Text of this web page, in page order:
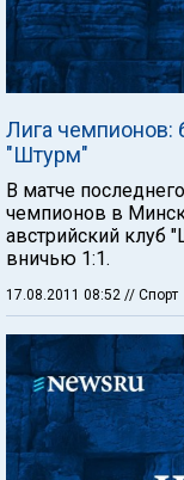
Лига чемпионов:
"Штурм"
В матче
чемпионов в
австрийский клуб
вничью 1:1.
17.08.2011 08:52 // Спорт